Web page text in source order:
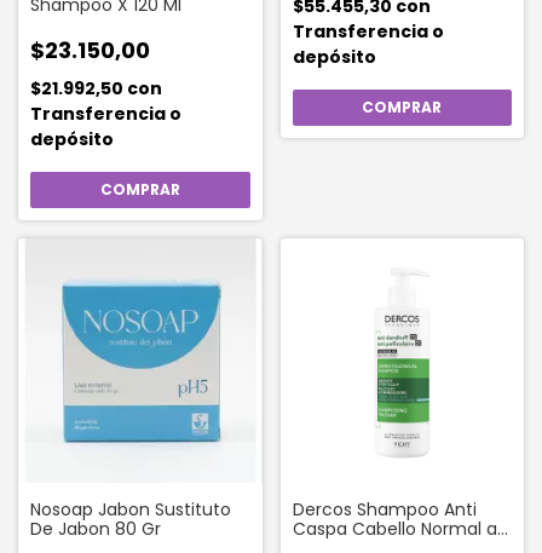
Shampoo X 120 Ml
$23.150,00
$21.992,50 con
Transferencia o
depósito
$55.455,30 con
Transferencia o
depósito
Nosoap Jabon Sustituto
De Jabon 80 Gr
Dercos Shampoo Anti
Caspa Cabello Normal a